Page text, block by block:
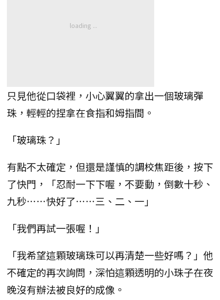
只見他從口袋裡，小心翼翼的拿出一個玻璃彈
珠，輕輕的捏拿在食指和姆指間。
「玻璃珠？」
有點不太確定，但還是謹慎的調校焦距後，按下
了快門，「忍耐一下下喔，不要動，倒數十秒、
九秒⋯⋯快好了⋯⋯三、二、一」
「我們再試一張喔！」
「我希望這顆玻璃珠可以再清楚一些好嗎？」他
不確定的再次詢問，深怕這顆透明的小珠子在夜
晚沒有辦法被良好的成像。